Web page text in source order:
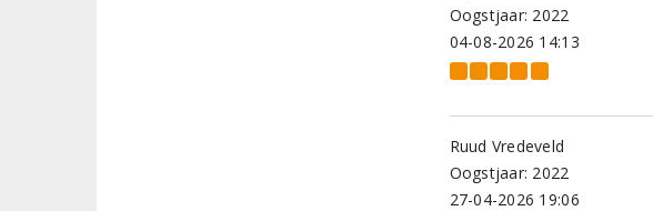
Oogstjaar: 2022
04-08-2026 14:13
Ruud Vredeveld
Oogstjaar: 2022
27-04-2026 19:06